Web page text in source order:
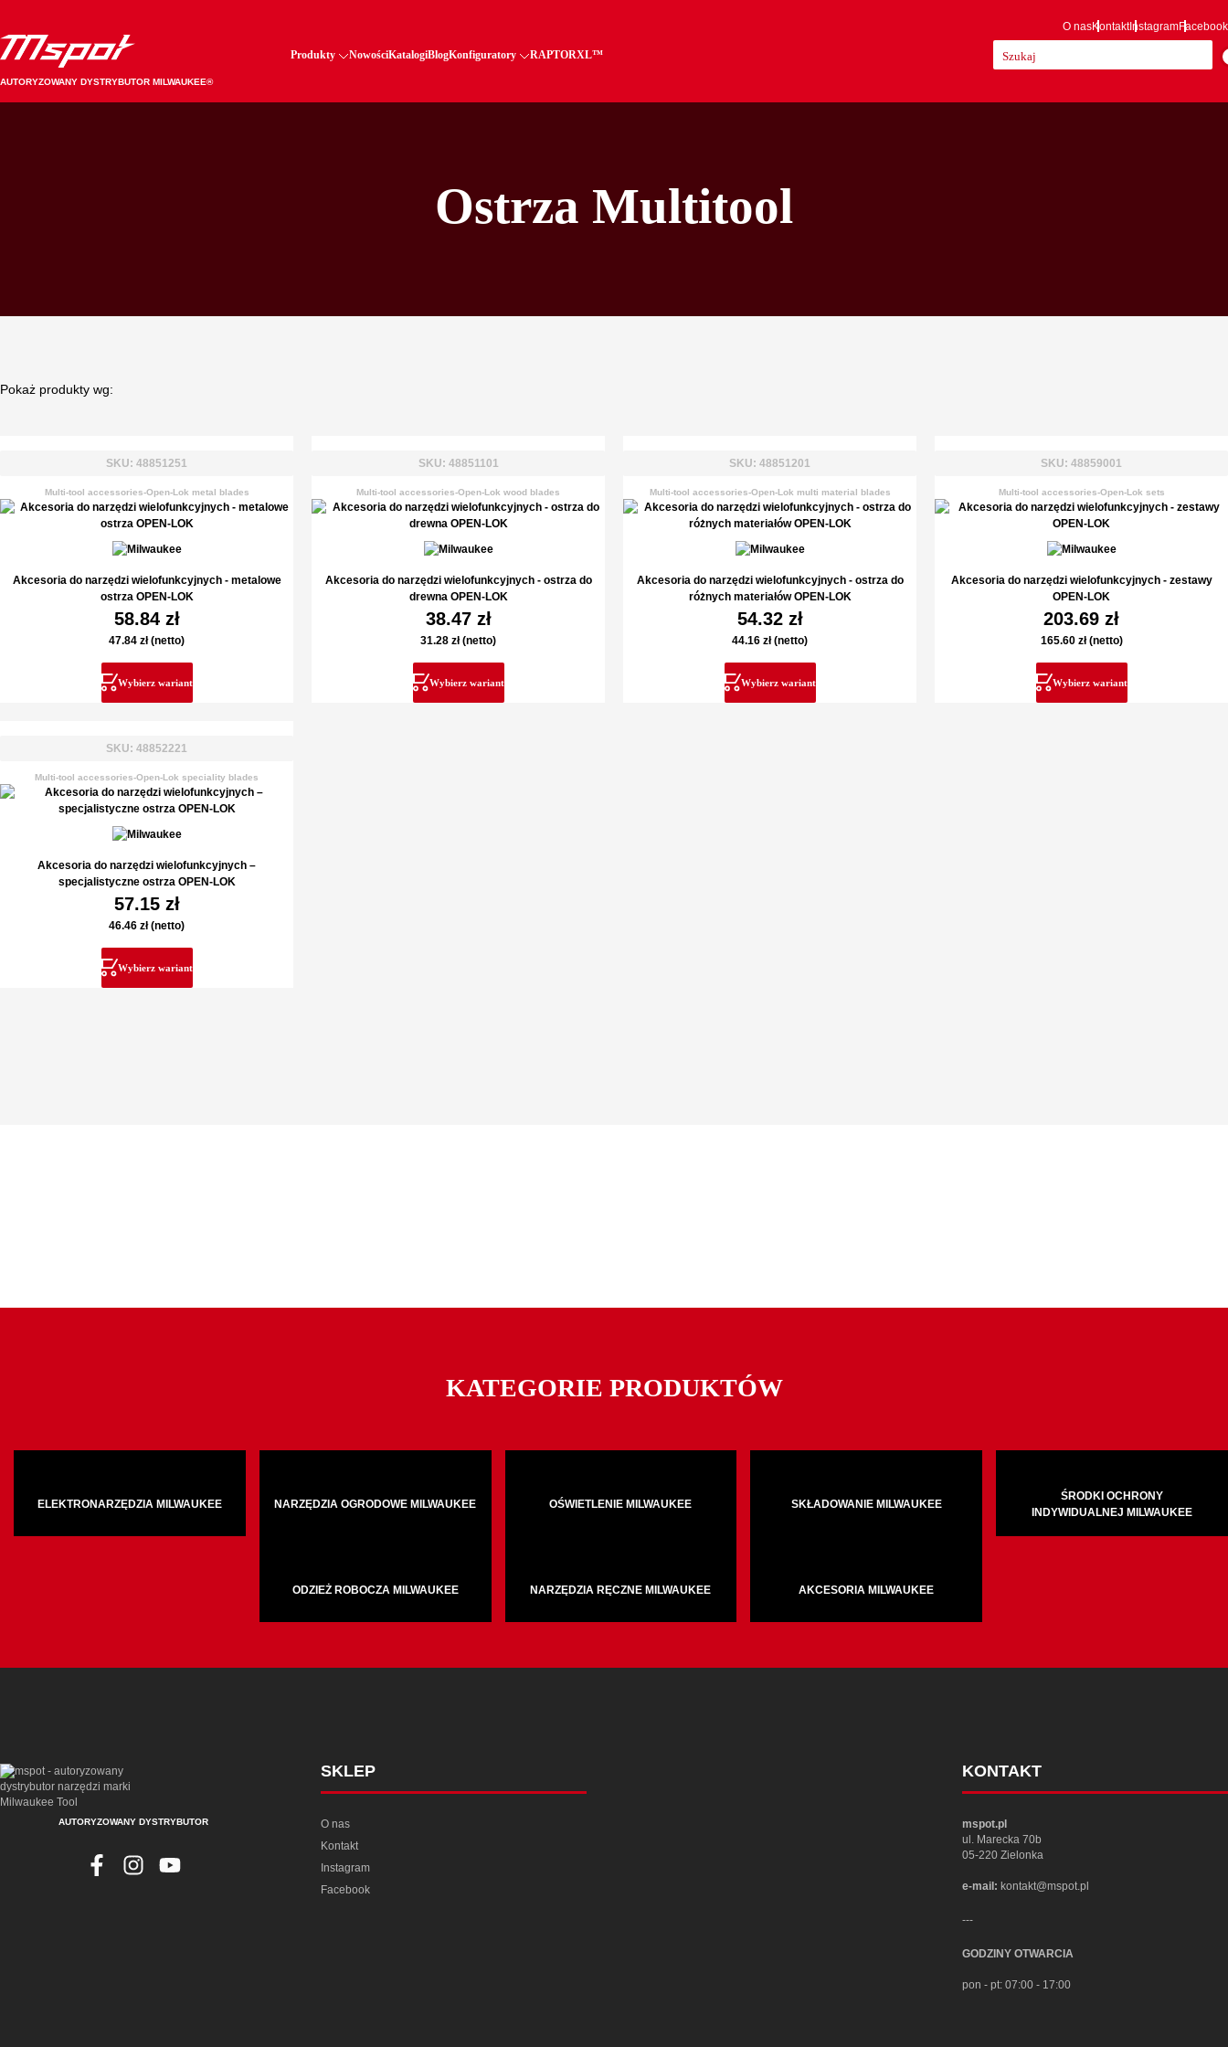
O nasKontaktInstagramFacebook
AUTORYZOWANY DYSTRYBUTOR MILWAUKEE®
Produkty NowościKatalogiBlogKonfiguratory RAPTORXL™
Ostrza Multitool
Pokaż produkty wg:
SKU: 48851251
Multi-tool accessories-Open-Lok metal blades
Akcesoria do narzędzi wielofunkcyjnych - metalowe
ostrza OPEN-LOK
58.84 zł
47.84 zł(netto)
Wybierz wariant
SKU: 48851101
Multi-tool accessories-Open-Lok wood blades
Akcesoria do narzędzi wielofunkcyjnych - ostrza do
drewna OPEN-LOK
38.47 zł
31.28 zł(netto)
Wybierz wariant
SKU: 48851201
Multi-tool accessories-Open-Lok multi material blades
Akcesoria do narzędzi wielofunkcyjnych - ostrza do
różnych materiałów OPEN-LOK
54.32 zł
44.16 zł(netto)
Wybierz wariant
SKU: 48859001
Multi-tool accessories-Open-Lok sets
Akcesoria do narzędzi wielofunkcyjnych - zestawy
OPEN-LOK
203.69 zł
165.60 zł(netto)
Wybierz wariant
SKU: 48852221
Multi-tool accessories-Open-Lok speciality blades
Akcesoria do narzędzi wielofunkcyjnych –
specjalistyczne ostrza OPEN-LOK
57.15 zł
46.46 zł(netto)
Wybierz wariant
KATEGORIE PRODUKTÓW
ELEKTRONARZĘDZIA MILWAUKEE NARZĘDZIA OGRODOWE MILWAUKEE OŚWIETLENIE MILWAUKEE SKŁADOWANIE MILWAUKEE
ŚRODKI OCHRONY
INDYWIDUALNEJ MILWAUKEE
ODZIEŻ ROBOCZA MILWAUKEE NARZĘDZIA RĘCZNE MILWAUKEE AKCESORIA MILWAUKEE
AUTORYZOWANY DYSTRYBUTOR
SKLEP
O nas
Kontakt
Instagram
Facebook
KONTAKT
mspot.pl
ul. Marecka 70b
05-220 Zielonka
e-mail: kontakt@mspot.pl
---
GODZINY OTWARCIA
pon - pt: 07:00 - 17:00